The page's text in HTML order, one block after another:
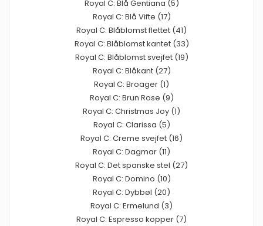
Royal C: Blå Gentiana (5)
Royal C: Blå Vifte (17)
Royal C: Blåblomst flettet (41)
Royal C: Blåblomst kantet (33)
Royal C: Blåblomst svejfet (19)
Royal C: Blåkant (27)
Royal C: Broager (1)
Royal C: Brun Rose (9)
Royal C: Christmas Joy (1)
Royal C: Clarissa (5)
Royal C: Creme svejfet (16)
Royal C: Dagmar (11)
Royal C: Det spanske stel (27)
Royal C: Domino (10)
Royal C: Dybbøl (20)
Royal C: Ermelund (3)
Royal C: Espresso kopper (7)